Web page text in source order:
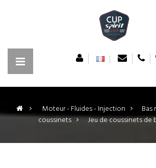
> Moteur - Fluides - Injection > Bas
coussinets > Jeu de coussinets de